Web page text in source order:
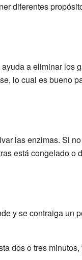
diferentes
a eliminar los
lo cual es bueno
las enzimas. Si
está congelado o
y se contraiga un
dos o tres